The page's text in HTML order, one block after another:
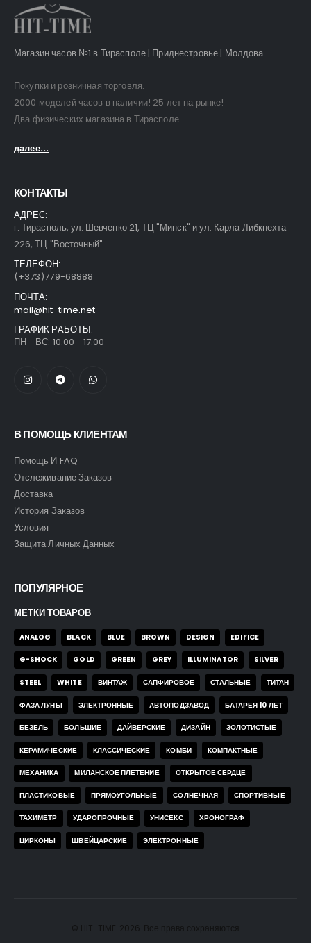
Магазин часов №1 в Тирасполе | Приднестровье | Молдова.
Покупки и розничная торговля.
2000 моделей часов в наличии! 25 лет на рынке!
Два физических магазина в Тирасполе.
далее...
КОНТАКТЫ
АДРЕС:
г. Тирасполь, ул. Шевченко 21, ТЦ "Минск" и ул. Карла Либкнехта
226, ТЦ "Восточный"
ТЕЛЕФОН:
(+373)779-68888
ПОЧТА:
mail@hit-time.net
ГРАФИК РАБОТЫ:
ПН - ВС: 10.00 - 17.00
В ПОМОЩЬ КЛИЕНТАМ
Помощь И FAQ
Отслеживание Заказов
Доставка
История Заказов
Условия
Защита Личных Данных
ПОПУЛЯРНОЕ
МЕТКИ ТОВАРОВ
ANALOG BLACK BLUE BROWN DESIGN EDIFICE
G-SHOCK GOLD GREEN GREY ILLUMINATOR SILVER
STEEL WHITE ВИНТАЖ САПФИРОВОЕ СТАЛЬНЫЕ ТИТАН
ФАЗА ЛУНЫ ЭЛЕКТРОННЫЕ АВТОПОДЗАВОД БАТАРЕЯ 10 ЛЕТ
БЕЗЕЛЬ БОЛЬШИЕ ДАЙВЕРСКИЕ ДИЗАЙН ЗОЛОТИСТЫЕ
КЕРАМИЧЕСКИЕ КЛАССИЧЕСКИЕ КОМБИ КОМПАКТНЫЕ
МЕХАНИКА МИЛАНСКОЕ ПЛЕТЕНИЕ ОТКРЫТОЕ СЕРДЦЕ
ПЛАСТИКОВЫЕ ПРЯМОУГОЛЬНЫЕ СОЛНЕЧНАЯ СПОРТИВНЫЕ
ТАХИМЕТР УДАРОПРОЧНЫЕ УНИСЕКС ХРОНОГРАФ
ЦИРКОНЫ ШВЕЙЦАРСКИЕ ЭЛЕКТРОННЫЕ
© HIT-TIME. 2026. Все права сохраняются